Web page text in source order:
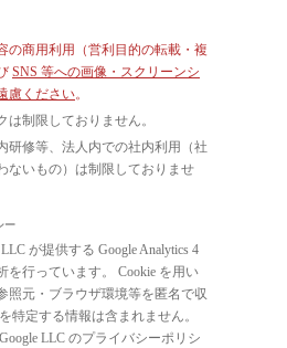
の商用利用（営利目的の転載・複
SNS 等への画像・スクリーンシ
慮ください。
は制限しておりません。
研修等、法人内での社内利用（社
ないもの）は制限しておりませ
ー
が提供する Google Analytics 4
を行っています。 Cookie を用い
照元・ブラウザ環境等を匿名で収
特定する情報は含まれません。
LLC のプライバシーポリシ